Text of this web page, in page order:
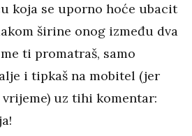
koja se uporno hoće ubacit
širine onog između dva
ti promatraš, samo
i tipkaš na mobitel (jer
uz tihi komentar: